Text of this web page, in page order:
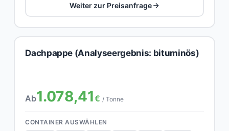
Weiter zur Preisanfrage
Dachpappe (Analyseergebnis: bituminös)
Ab1.078,41€ / Tonne
CONTAINER AUSWÄHLEN